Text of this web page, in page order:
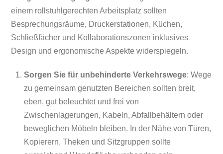
einem rollstuhlgerechten Arbeitsplatz sollten
Besprechungsräume, Druckerstationen, Küchen,
Schließfächer und Kollaborationszonen inklusives
Design und ergonomische Aspekte widerspiegeln.
Sorgen Sie für unbehinderte Verkehrswege: Wege
zu gemeinsam genutzten Bereichen sollten breit,
eben, gut beleuchtet und frei von
Zwischenlagerungen, Kabeln, Abfallbehältern oder
beweglichen Möbeln bleiben. In der Nähe von Türen,
Kopierern, Theken und Sitzgruppen sollte